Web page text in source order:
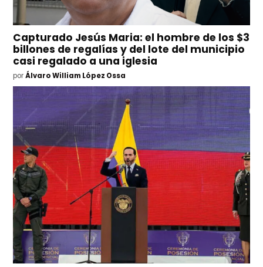
Capturado Jesús Maria: el hombre de los $3
billones de regalías y del lote del municipio
casi regalado a una iglesia
por Álvaro William López Ossa